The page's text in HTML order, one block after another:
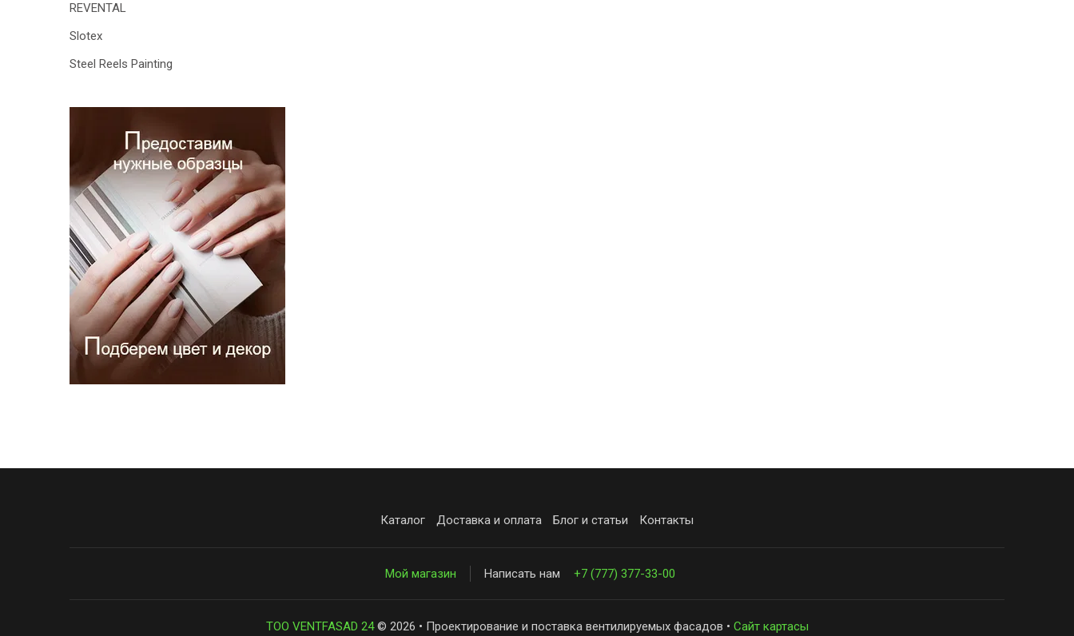
REVENTAL
Slotex
Steel Reels Painting
Каталог Доставка и оплата Блог и статьи Контакты
Мой магазин Написать нам +7 (777) 377-33-00
ТОО VENTFASAD 24© 2026 • Проектирование и поставка вентилируемых фасадов • Сайт картасы